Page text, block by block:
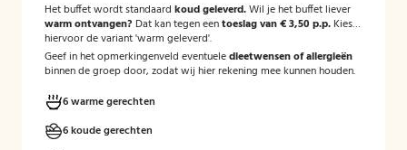
Het buffet wordt standaard koud geleverd.Wil je het buffet liever
warm ontvangen? Dat kan tegen eentoeslag van € 3,50 p.p. Kies
hiervoor de variant 'warm geleverd'.
Geef in het opmerkingenveld eventueledieetwensen of allergieën
binnen de groep door, zodat wij hier rekening mee kunnen houden.
6 warme gerechten
6 koude gerechten